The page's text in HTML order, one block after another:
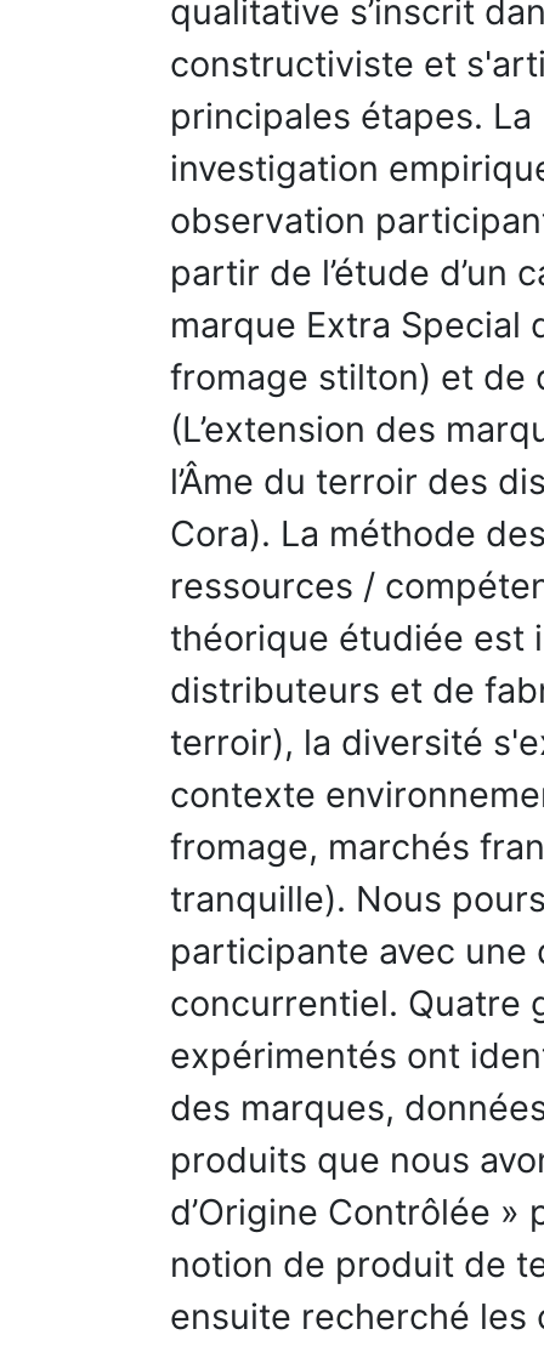
qualitative s’inscrit
constructiviste et
principales étapes.
investigation
observation
partir de l’étude d’un
marque Extra Special
fromage stilton) et de
(L’extension des
l’Âme du terroir des
Cora). La méthode
ressources /
théorique étudiée est
distributeurs et de
terroir), la diversité
contexte
fromage, marchés
tranquille). Nous
participante avec une
concurrentiel. Quatre
expérimentés ont
des marques,
produits que nous
d’Origine Contrôlée
notion de produit de
ensuite recherché